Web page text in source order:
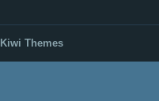
Kiwi Themes